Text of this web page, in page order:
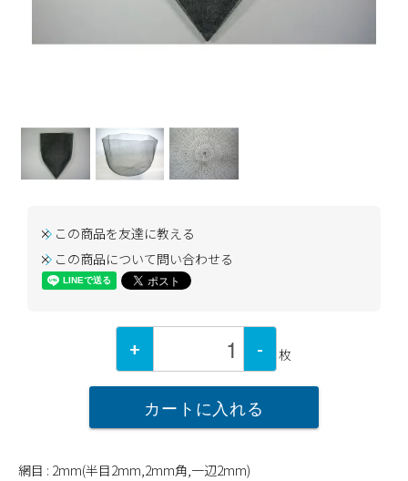
この商品を友達に教える
この商品について問い合わせる
+ - 枚
カートに入れる
網目 : 2mm(半目2mm,2mm角,一辺2mm)